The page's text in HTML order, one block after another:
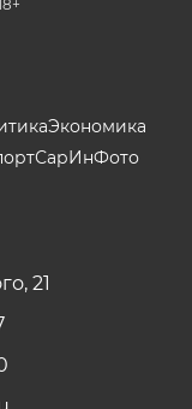
Экономика
СарИнФото
21